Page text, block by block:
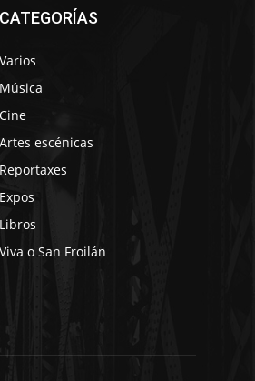
CATEGORÍAS
Varios
Música
Cine
Artes escénicas
Reportaxes
Expos
Libros
Viva o San Froilán